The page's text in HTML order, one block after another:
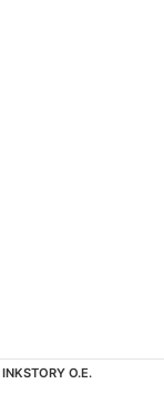
INKSTORY Ο.Ε.